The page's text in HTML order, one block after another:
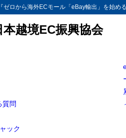
ロから海外ECモール「eBay輸出」を始
越境EC振興協会
質問
ック